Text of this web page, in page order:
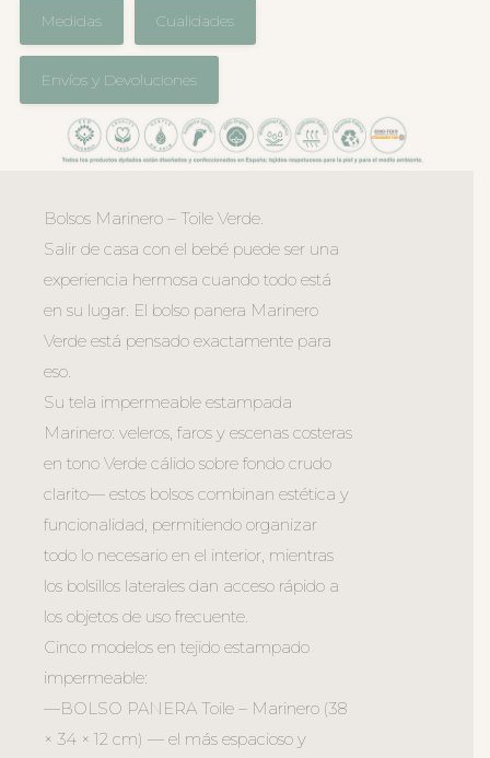
Medidas Cualidades
Envíos y Devoluciones
Bolsos Marinero – Toile Verde.
Salir de casa con el bebé puede ser una
experiencia hermosa cuando todo está
en su lugar. El bolso panera Marinero
Verde está pensado exactamente para
eso.
Su tela impermeable estampada
Marinero: veleros, faros y escenas costeras
en tono Verde cálido sobre fondo crudo
clarito— estos bolsos combinan estética y
funcionalidad, permitiendo organizar
todo lo necesario en el interior, mientras
los bolsillos laterales dan acceso rápido a
los objetos de uso frecuente.
Cinco modelos en tejido estampado
impermeable:
—BOLSO PANERA Toile – Marinero (38
× 34 × 12 cm) — el más espacioso y